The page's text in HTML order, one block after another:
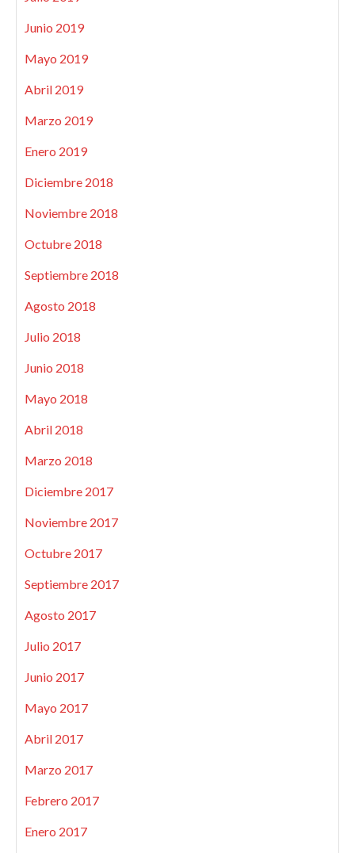
Junio 2019
Mayo 2019
Abril 2019
Marzo 2019
Enero 2019
Diciembre 2018
Noviembre 2018
Octubre 2018
Septiembre 2018
Agosto 2018
Julio 2018
Junio 2018
Mayo 2018
Abril 2018
Marzo 2018
Diciembre 2017
Noviembre 2017
Octubre 2017
Septiembre 2017
Agosto 2017
Julio 2017
Junio 2017
Mayo 2017
Abril 2017
Marzo 2017
Febrero 2017
Enero 2017